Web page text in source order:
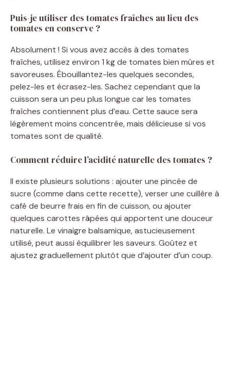
Puis-je utiliser des tomates fraîches au lieu des
tomates en conserve ?
Absolument ! Si vous avez accès à des tomates
fraîches, utilisez environ 1 kg de tomates bien mûres et
savoreuses. Ébouillantez-les quelques secondes,
pelez-les et écrasez-les. Sachez cependant que la
cuisson sera un peu plus longue car les tomates
fraîches contiennent plus d’eau. Cette sauce sera
légèrement moins concentrée, mais délicieuse si vos
tomates sont de qualité.
Comment réduire l’acidité naturelle des tomates ?
Il existe plusieurs solutions : ajouter une pincée de
sucre (comme dans cette recette), verser une cuillère à
café de beurre frais en fin de cuisson, ou ajouter
quelques carottes râpées qui apportent une douceur
naturelle. Le vinaigre balsamique, astucieusement
utilisé, peut aussi équilibrer les saveurs. Goûtez et
ajustez graduellement plutôt que d’ajouter d’un coup.